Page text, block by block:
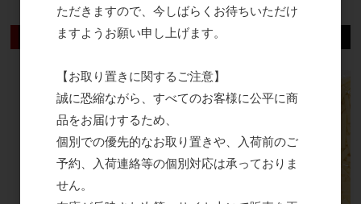
おすすめ商品
ただきますので、今しばらくお待ちいただけ
ますようお願い申し上げます。
【お取り置きに関するご注意】
誠に恐縮ながら、すべてのお客様に公平に商
品をお届けするため、
個別での優先的なお取り置きや、入荷前のご
予約、入荷連絡等の個別対応は承っておりま
せん。